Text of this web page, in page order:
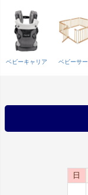
ベビーキャリア ベビーサ
日